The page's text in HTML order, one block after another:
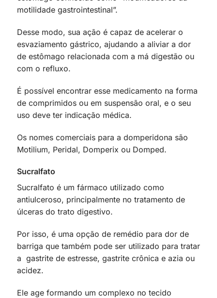
motilidade gastrointestinal”.
Desse modo, sua ação é capaz de acelerar o
esvaziamento gástrico, ajudando a aliviar a dor
de estômago relacionada com a má digestão ou
com o refluxo.
É possível encontrar esse medicamento na forma
de comprimidos ou em suspensão oral, e o seu
uso deve ter indicação médica.
Os nomes comerciais para a domperidona são
Motilium, Peridal, Domperix ou Domped.
Sucralfato
Sucralfato é um fármaco utilizado como
antiulceroso, principalmente no tratamento de
úlceras do trato digestivo.
Por isso, é uma opção de remédio para dor de
barriga que também pode ser utilizado para tratar
a gastrite de estresse, gastrite crônica e azia ou
acidez.
Ele age formando um complexo no tecido